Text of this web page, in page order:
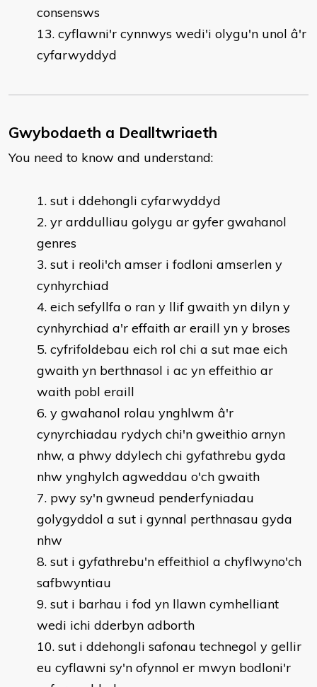
consensws
cyflawni'r cynnwys wedi'i olygu'n unol â'r
cyfarwyddyd
Gwybodaeth a Dealltwriaeth
You need to know and understand:
​sut i ddehongli cyfarwyddyd
yr arddulliau golygu ar gyfer gwahanol
genres
sut i reoli'ch amser i fodloni amserlen y
cynhyrchiad
eich sefyllfa o ran y llif gwaith yn dilyn y
cynhyrchiad a'r effaith ar eraill yn y broses
cyfrifoldebau eich rol chi a sut mae eich
gwaith yn berthnasol i ac yn effeithio ar
waith pobl eraill
y gwahanol rolau ynghlwm â'r
cynyrchiadau rydych chi'n gweithio arnyn
nhw, a phwy ddylech chi gyfathrebu gyda
nhw ynghylch agweddau o'ch gwaith
pwy sy'n gwneud penderfyniadau
golygyddol a sut i gynnal perthnasau gyda
nhw
sut i gyfathrebu'n effeithiol a chyflwyno'ch
safbwyntiau
sut i barhau i fod yn llawn cymhelliant
wedi ichi dderbyn adborth
sut i ddehongli safonau technegol y gellir
eu cyflawni sy'n ofynnol er mwyn bodloni'r